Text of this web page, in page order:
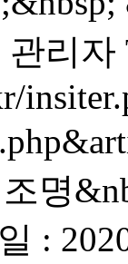
관리자
명
: